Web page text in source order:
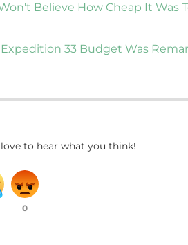
Believe How Cheap It Was
Expedition 33 Budget Was
to hear what you think!
0